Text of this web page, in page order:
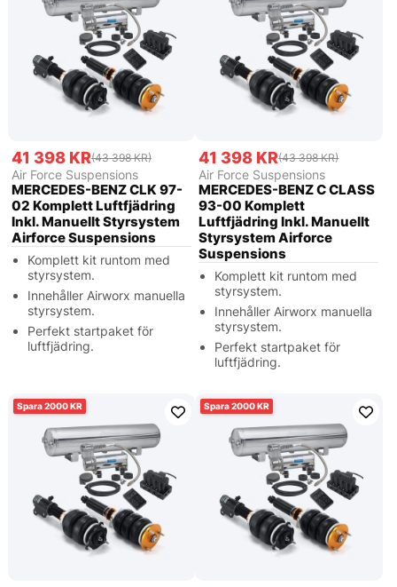
41 398 KR(43 398 KR)
Air Force Suspensions
MERCEDES-BENZ CLK 97-
02 Komplett Luftfjädring
Inkl. Manuellt Styrsystem
Airforce Suspensions
Komplett kit runtom med
styrsystem.
Innehåller Airworx manuella
styrsystem.
Perfekt startpaket för
luftfjädring.
41 398 KR(43 398 KR)
Air Force Suspensions
MERCEDES-BENZ C CLASS
93-00 Komplett
Luftfjädring Inkl. Manuellt
Styrsystem Airforce
Suspensions
Komplett kit runtom med
styrsystem.
Innehåller Airworx manuella
styrsystem.
Perfekt startpaket för
luftfjädring.
2000 2000